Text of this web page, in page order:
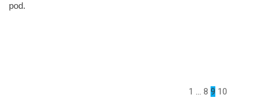
pod.
Stránkovanie
1 … 8 9 10